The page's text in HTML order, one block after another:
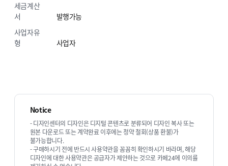
세금계산
서
발행가능
사업자유
형
사업자
Notice
- 디자인센터의 디자인은 디지털 콘텐츠로 분류되어 디자인 복사 또는
원본 다운로드 또는 계약완료 이후에는 청약 철회(상품 환불)가
불가능합니다.
- 구매하시기 전에 반드시 사용약관을 꼼꼼히 확인하시기 바라며, 해당
디자인에 대한 사용약관은 공급자가 제안하는 것으로 카페24에 이의를